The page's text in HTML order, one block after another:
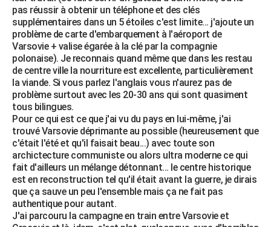
pas réussir à obtenir un téléphone et des clés
supplémentaires dans un 5 étoiles c'est limite... j'ajoute un
problème de carte d'embarquement à l'aéroport de
Varsovie + valise égarée à la clé par la compagnie
polonaise). Je reconnais quand même que dans les restau
de centre ville la nourriture est excellente, particulièrement
la viande. Si vous parlez l'anglais vous n'aurez pas de
problème surtout avec les 20-30 ans qui sont quasiment
tous bilingues.
Pour ce qui est ce que j'ai vu du pays en lui-même, j'ai
trouvé Varsovie déprimante au possible (heureusement que
c'était l'été et qu'il faisait beau...) avec toute son
archictecture communiste ou alors ultra moderne ce qui
fait d'ailleurs un mélange détonnant... le centre historique
est en reconstruction tel qu'il était avant la guerre, je dirais
que ça sauve un peu l'ensemble mais ça ne fait pas
authentique pour autant.
J'ai parcouru la campagne en train entre Varsovie et